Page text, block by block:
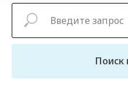
Поиск